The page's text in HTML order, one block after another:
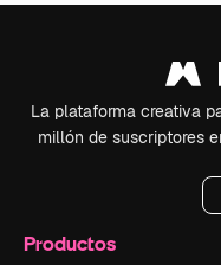
La plataforma creativa
millón de suscriptores
Productos